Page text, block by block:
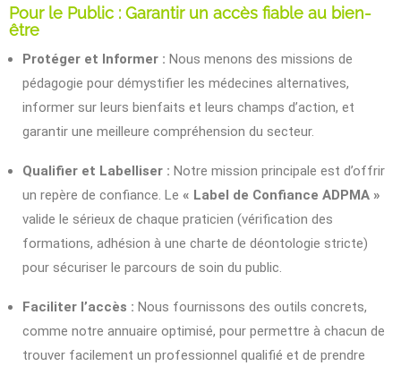
Pour le Public : Garantir un accès fiable au bien-
être
Protéger et Informer : Nous menons des missions de
pédagogie pour démystifier les médecines alternatives,
informer sur leurs bienfaits et leurs champs d’action, et
garantir une meilleure compréhension du secteur.
Qualifier et Labelliser : Notre mission principale est d’offrir
un repère de confiance. Le « Label de Confiance ADPMA »
valide le sérieux de chaque praticien (vérification des
formations, adhésion à une charte de déontologie stricte)
pour sécuriser le parcours de soin du public.
Faciliter l’accès : Nous fournissons des outils concrets,
comme notre annuaire optimisé, pour permettre à chacun de
trouver facilement un professionnel qualifié et de prendre